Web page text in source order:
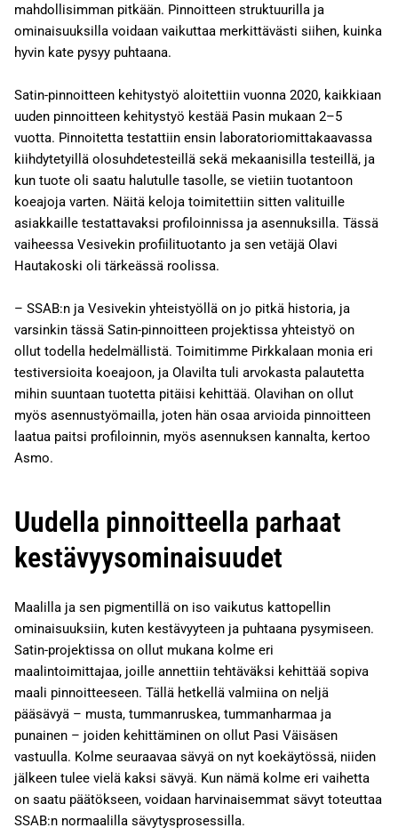
mahdollisimman pitkään. Pinnoitteen struktuurilla ja
ominaisuuksilla voidaan vaikuttaa merkittävästi siihen, kuinka
hyvin kate pysyy puhtaana.
Satin-pinnoitteen kehitystyö aloitettiin vuonna 2020, kaikkiaan
uuden pinnoitteen kehitystyö kestää Pasin mukaan 2–5
vuotta. Pinnoitetta testattiin ensin laboratoriomittakaavassa
kiihdytetyillä olosuhdetesteillä sekä mekaanisilla testeillä, ja
kun tuote oli saatu halutulle tasolle, se vietiin tuotantoon
koeajoja varten. Näitä keloja toimitettiin sitten valituille
asiakkaille testattavaksi profiloinnissa ja asennuksilla. Tässä
vaiheessa Vesivekin profiilituotanto ja sen vetäjä Olavi
Hautakoski oli tärkeässä roolissa.
– SSAB:n ja Vesivekin yhteistyöllä on jo pitkä historia, ja
varsinkin tässä Satin-pinnoitteen projektissa yhteistyö on
ollut todella hedelmällistä. Toimitimme Pirkkalaan monia eri
testiversioita koeajoon, ja Olavilta tuli arvokasta palautetta
mihin suuntaan tuotetta pitäisi kehittää. Olavihan on ollut
myös asennustyömailla, joten hän osaa arvioida pinnoitteen
laatua paitsi profiloinnin, myös asennuksen kannalta, kertoo
Asmo.
Uudella pinnoitteella parhaat
kestävyysominaisuudet
Maalilla ja sen pigmentillä on iso vaikutus kattopellin
ominaisuuksiin, kuten kestävyyteen ja puhtaana pysymiseen.
Satin-projektissa on ollut mukana kolme eri
maalintoimittajaa, joille annettiin tehtäväksi kehittää sopiva
maali pinnoitteeseen. Tällä hetkellä valmiina on neljä
pääsävyä – musta, tummanruskea, tummanharmaa ja
punainen – joiden kehittäminen on ollut Pasi Väisäsen
vastuulla. Kolme seuraavaa sävyä on nyt koekäytössä, niiden
jälkeen tulee vielä kaksi sävyä. Kun nämä kolme eri vaihetta
on saatu päätökseen, voidaan harvinaisemmat sävyt toteuttaa
SSAB:n normaalilla sävytysprosessilla.